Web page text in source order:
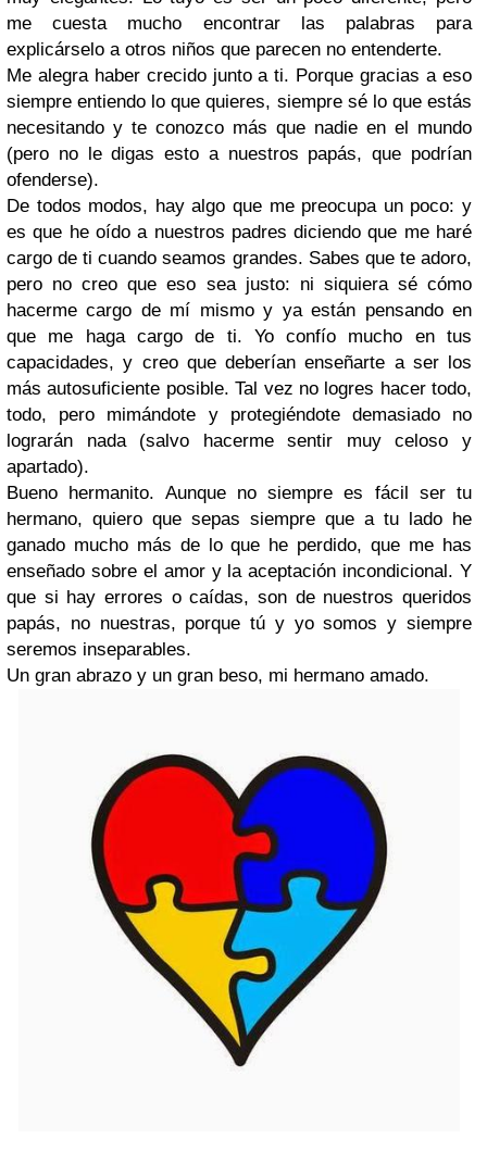
me cuesta mucho encontrar las palabras para
explicárselo a otros niños que parecen no entenderte.
Me alegra haber crecido junto a ti. Porque gracias a eso
siempre entiendo lo que quieres, siempre sé lo que estás
necesitando y te conozco más que nadie en el mundo
(pero no le digas esto a nuestros papás, que podrían
ofenderse).
De todos modos, hay algo que me preocupa un poco: y
es que he oído a nuestros padres diciendo que me haré
cargo de ti cuando seamos grandes. Sabes que te adoro,
pero no creo que eso sea justo: ni siquiera sé cómo
hacerme cargo de mí mismo y ya están pensando en
que me haga cargo de ti. Yo confío mucho en tus
capacidades, y creo que deberían enseñarte a ser los
más autosuficiente posible. Tal vez no logres hacer todo,
todo, pero mimándote y protegiéndote demasiado no
lograrán nada (salvo hacerme sentir muy celoso y
apartado).
Bueno hermanito. Aunque no siempre es fácil ser tu
hermano, quiero que sepas siempre que a tu lado he
ganado mucho más de lo que he perdido, que me has
enseñado sobre el amor y la aceptación incondicional. Y
que si hay errores o caídas, son de nuestros queridos
papás, no nuestras, porque tú y yo somos y siempre
seremos inseparables.
Un gran abrazo y un gran beso, mi hermano amado.